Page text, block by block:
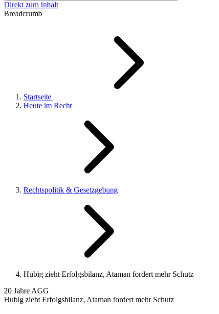
Direkt zum Inhalt
Breadcrumb
Startseite
Heute im Recht
Rechtspolitik & Gesetzgebung
Hubig zieht Erfolgsbilanz, Ataman fordert mehr Schutz
20 Jahre AGG
Hubig zieht Erfolgsbilanz, Ataman fordert mehr Schutz